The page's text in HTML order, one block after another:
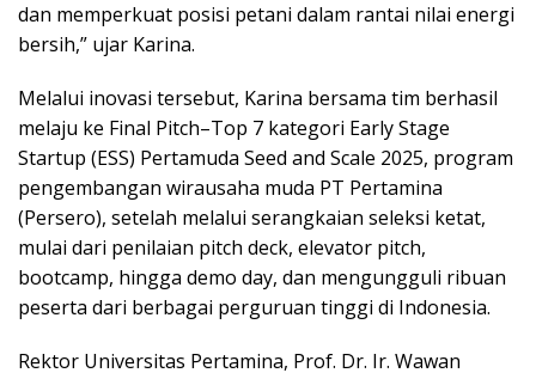
dan memperkuat posisi petani dalam rantai nilai energi
bersih,” ujar Karina.
Melalui inovasi tersebut, Karina bersama tim berhasil
melaju ke Final Pitch–Top 7 kategori Early Stage
Startup (ESS) Pertamuda Seed and Scale 2025, program
pengembangan wirausaha muda PT Pertamina
(Persero), setelah melalui serangkaian seleksi ketat,
mulai dari penilaian pitch deck, elevator pitch,
bootcamp, hingga demo day, dan mengungguli ribuan
peserta dari berbagai perguruan tinggi di Indonesia.
Rektor Universitas Pertamina, Prof. Dr. Ir. Wawan